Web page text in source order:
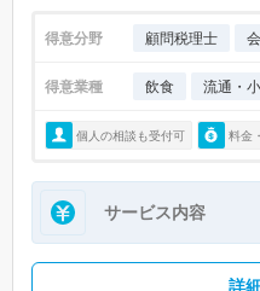
得意分野 顧問税理士
得意業種 飲食 流通・
個人の相談も受付可 料金
サービス内容
詳